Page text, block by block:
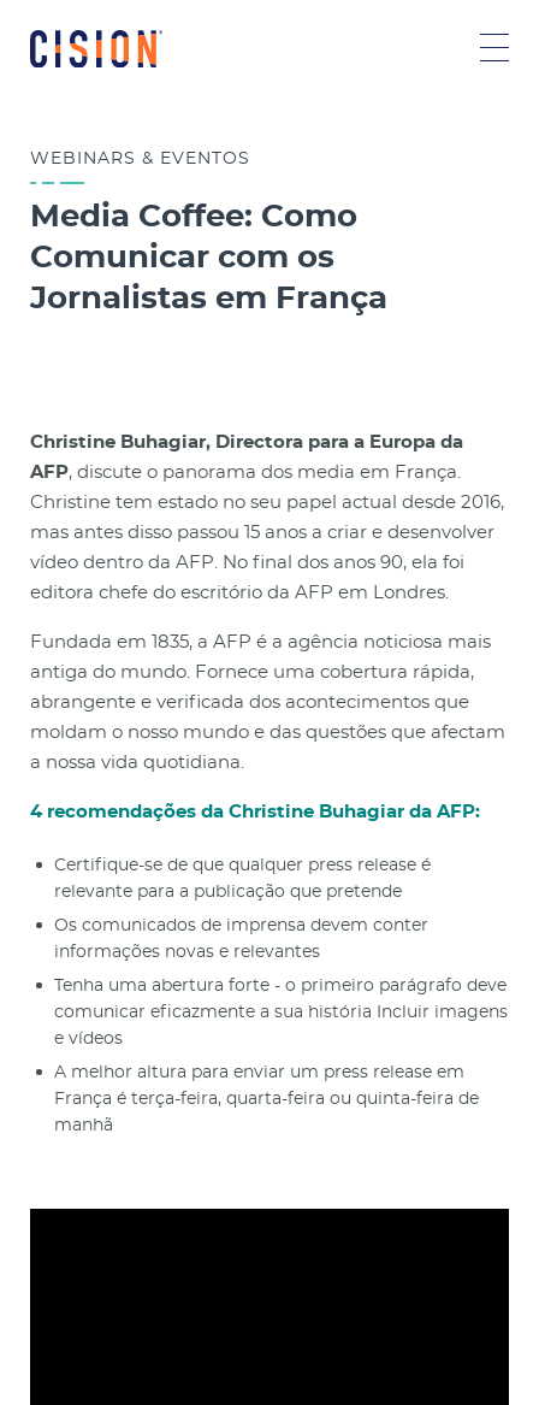
WEBINARS & EVENTOS
Media Coffee: Como
Comunicar com os
Jornalistas em França
Christine Buhagiar, Directora para a Europa da
AFP, discute o panorama dos media em França.
Christine tem estado no seu papel actual desde 2016,
mas antes disso passou 15 anos a criar e desenvolver
vídeo dentro da AFP. No final dos anos 90, ela foi
editora chefe do escritório da AFP em Londres.
Fundada em 1835, a AFP é a agência noticiosa mais
antiga do mundo. Fornece uma cobertura rápida,
abrangente e verificada dos acontecimentos que
moldam o nosso mundo e das questões que afectam
a nossa vida quotidiana.
4 recomendações da Christine Buhagiar da AFP:
Certifique-se de que qualquer press release é
relevante para a publicação que pretende
Os comunicados de imprensa devem conter
informações novas e relevantes
Tenha uma abertura forte - o primeiro parágrafo deve
comunicar eficazmente a sua história Incluir imagens
e vídeos
A melhor altura para enviar um press release em
França é terça-feira, quarta-feira ou quinta-feira de
manhã